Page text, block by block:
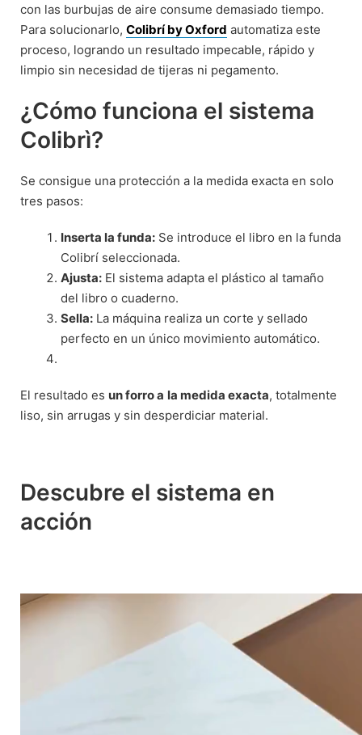
con las burbujas de aire consume demasiado tiempo.
Para solucionarlo, Colibrí by Oxford automatiza este
proceso, logrando un resultado impecable, rápido y
limpio sin necesidad de tijeras ni pegamento.
¿Cómo funciona el sistema
Colibrì?
Se consigue una protección a la medida exacta en solo
tres pasos:
Inserta la funda: Se introduce el libro en la funda
Colibrí seleccionada.
Ajusta: El sistema adapta el plástico al tamaño
del libro o cuaderno.
Sella: La máquina realiza un corte y sellado
perfecto en un único movimiento automático.
El resultado es un forro a la medida exacta, totalmente
liso, sin arrugas y sin desperdiciar material.
Descubre el sistema en
acción